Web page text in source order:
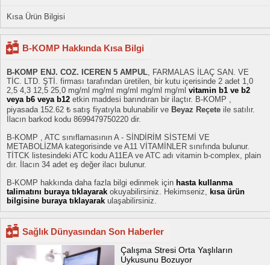
Kısa Ürün Bilgisi
B-KOMP Hakkında Kısa Bilgi
B-KOMP ENJ. COZ. ICEREN 5 AMPUL , FARMALAS İLAÇ SAN. VE
TİC. LTD. ŞTİ. firması tarafından üretilen, bir kutu içerisinde 2 adet 1,0
2,5 4,3 12,5 25,0 mg/ml mg/ml mg/ml mg/ml mg/ml vitamin b1 ve b2
veya b6 veya b12 etkin maddesi barındıran bir ilaçtır. B-KOMP ,
piyasada 152.62 ₺ satış fiyatıyla bulunabilir ve Beyaz Reçete ile satılır.
İlacın barkod kodu 8699479750220 dir.
B-KOMP , ATC sınıflamasının A - SİNDİRİM SİSTEMİ VE
METABOLİZMA kategorisinde ve A11 VİTAMİNLER sınıfında bulunur.
TİTCK listesindeki ATC kodu A11EA ve ATC adı vitamin b-complex, plain
dır. İlacın 34 adet eş değer ilacı bulunur.
B-KOMP hakkında daha fazla bilgi edinmek için hasta kullanma
talimatını buraya tıklayarak okuyabilirsiniz. Hekimseniz,
kısa ürün
bilgisine buraya tıklayarak ulaşabilirsiniz.
Sağlık Dünyasından Son Haberler
Çalışma Stresi Orta Yaşlıların
Uykusunu Bozuyor